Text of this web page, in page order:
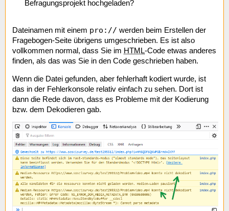
Befragungsprojekt hochgeladen?
Dateinamen mit einem pro:// werden beim Erstellen der
Fragebogen-Seite übrigens umgeschrieben. Es ist also
vollkommen normal, dass Sie im HTML-Code etwas anderes
finden, als das was Sie in den Code geschrieben haben.
Wenn die Datei gefunden, aber fehlerhaft kodiert wurde, ist
das in der Fehlerkonsole relativ einfach zu sehen. Dort ist
dann die Rede davon, dass es Probleme mit der Kodierung
bzw. dem Dekodieren gab.